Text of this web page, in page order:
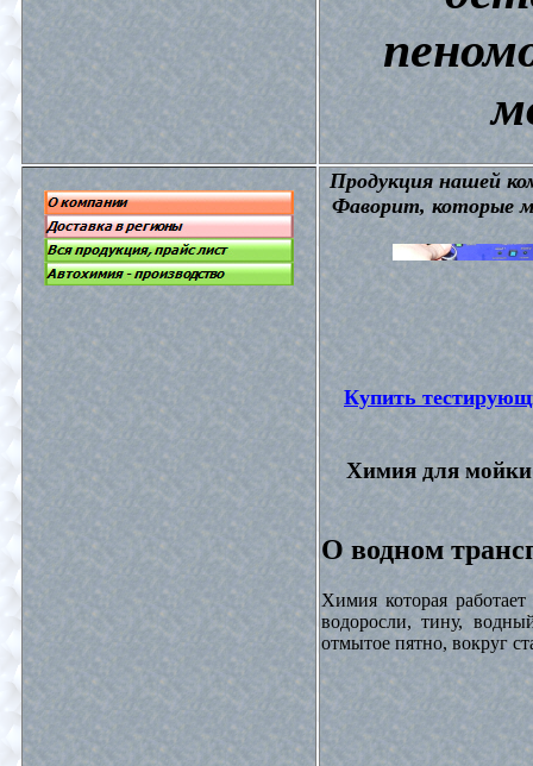
Продукция нашей
Фаворит, которые
Купить
Химия для мойки
О водном
Химия которая
водоросли, тину,
отмытое пятно, вокруг